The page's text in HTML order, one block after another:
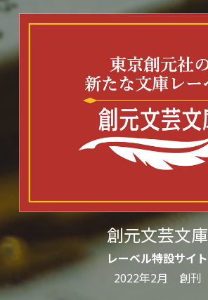
創元文芸文庫
レーベル特設サイト
2022年2月　創刊